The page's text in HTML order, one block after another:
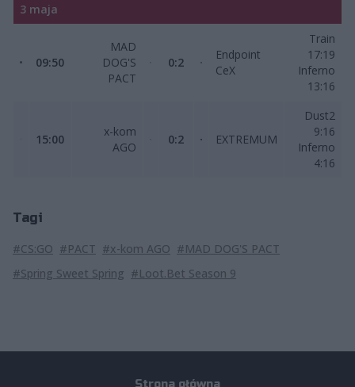
3 maja
09:50
MAD
DOG'S
PACT
0:2
Endpoint
CeX
Train
17:19
Inferno
13:16
15:00
x-kom
AGO
0:2 EXTREMUM
Dust2
9:16
Inferno
4:16
Tagi
#CS:GO #PACT #x-kom AGO #MAD DOG'S PACT
#Spring Sweet Spring #Loot.Bet Season 9
Strona główna